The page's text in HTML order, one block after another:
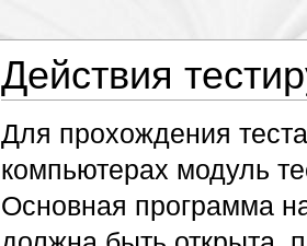
Действия
Для прохождения
компьютерах модуль
Основная программа